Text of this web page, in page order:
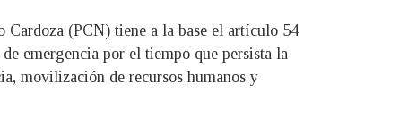
(PCN) tiene a la base el artículo 54
emergencia por el tiempo que persista la
movilización de recursos humanos y